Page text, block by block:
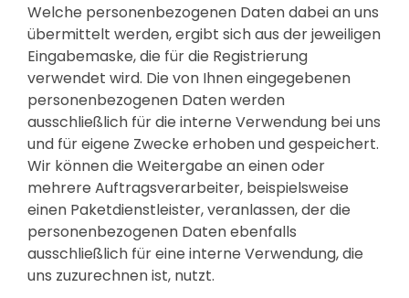
Welche personenbezogenen Daten dabei an uns
übermittelt werden, ergibt sich aus der jeweiligen
Eingabemaske, die für die Registrierung
verwendet wird. Die von Ihnen eingegebenen
personenbezogenen Daten werden
ausschließlich für die interne Verwendung bei uns
und für eigene Zwecke erhoben und gespeichert.
Wir können die Weitergabe an einen oder
mehrere Auftragsverarbeiter, beispielsweise
einen Paketdienstleister, veranlassen, der die
personenbezogenen Daten ebenfalls
ausschließlich für eine interne Verwendung, die
uns zuzurechnen ist, nutzt.